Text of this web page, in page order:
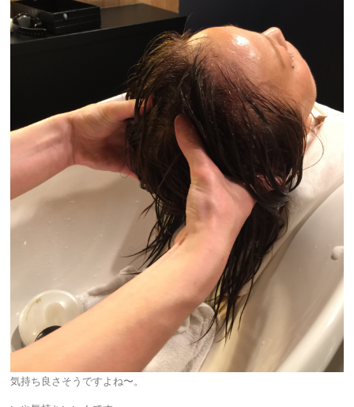
気持ち良さそうですよね〜。